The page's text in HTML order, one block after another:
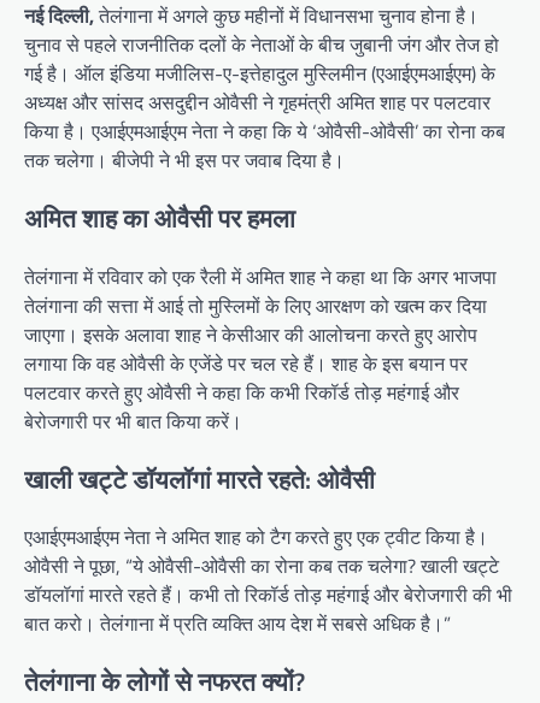
नई दिल्ली,तेलंगाना में अगले कुछ महीनों में विधानसभा चुनाव होना है।
चुनाव से पहले राजनीतिक दलों के नेताओं के बीच जुबानी जंग और तेज हो
गई है। ऑल इंडिया मजीलिस-ए-इत्तेहादुल मुस्लिमीन (एआईएमआईएम) के
अध्यक्ष और सांसद असदुद्दीन ओवैसी ने गृहमंत्री अमित शाह पर पलटवार
किया है। एआईएमआईएम नेता ने कहा कि ये ‘ओवैसी-ओवैसी’ का रोना कब
तक चलेगा। बीजेपी ने भी इस पर जवाब दिया है।
अमित शाह का ओवैसी पर हमला
तेलंगाना में रविवार को एक रैली में अमित शाह ने कहा था कि अगर भाजपा
तेलंगाना की सत्ता में आई तो मुस्लिमों के लिए आरक्षण को खत्म कर दिया
जाएगा। इसके अलावा शाह ने केसीआर की आलोचना करते हुए आरोप
लगाया कि वह ओवैसी के एजेंडे पर चल रहे हैं। शाह के इस बयान पर
पलटवार करते हुए ओवैसी ने कहा कि कभी रिकॉर्ड तोड़ महंगाई और
बेरोजगारी पर भी बात किया करें।
खाली खट्टे डॉयलॉगां मारते रहते: ओवैसी
एआईएमआईएम नेता ने अमित शाह को टैग करते हुए एक ट्वीट किया है।
ओवैसी ने पूछा, “ये ओवैसी-ओवैसी का रोना कब तक चलेगा? खाली खट्टे
डॉयलॉगां मारते रहते हैं। कभी तो रिकॉर्ड तोड़ महंगाई और बेरोजगारी की भी
बात करो। तेलंगाना में प्रति व्यक्ति आय देश में सबसे अधिक है।”
तेलंगाना के लोगों से नफरत क्यों?